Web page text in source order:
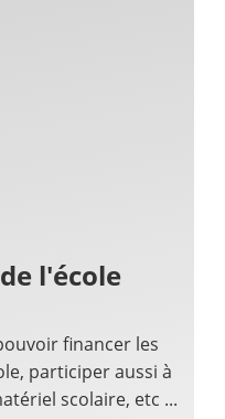
l'école
financer les
participer aussi à
scolaire, etc ...